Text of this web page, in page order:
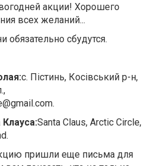
акции! Хорошего
всех желаний...
обязательно сбудутся.
с. Пістинь, Косівський р-н,
.
Santa Claus, Arctic Circle,
пришли еще письма для